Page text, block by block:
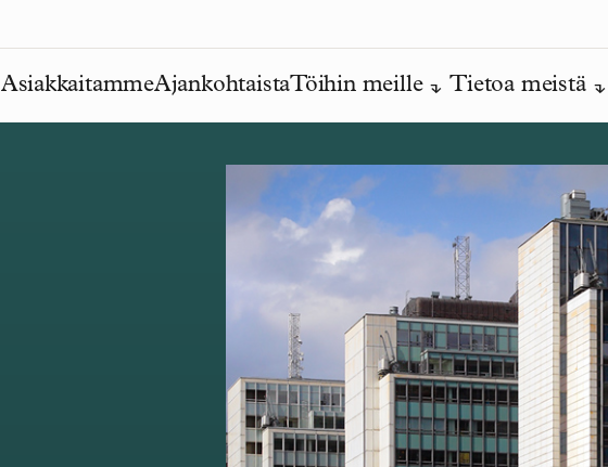
AsiakkaitammeAjankohtaistaTöihin meille Tietoa meistä